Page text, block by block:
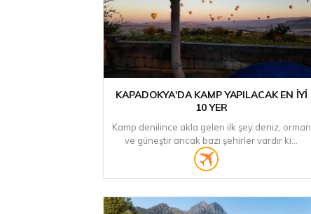
KAPADOKYA'DA KAMP YAPILACAK EN İYI
10 YER
Kamp denilince akla gelen ilk şey deniz, orman
ve güneştir ancak bazı şehirler vardır ki...